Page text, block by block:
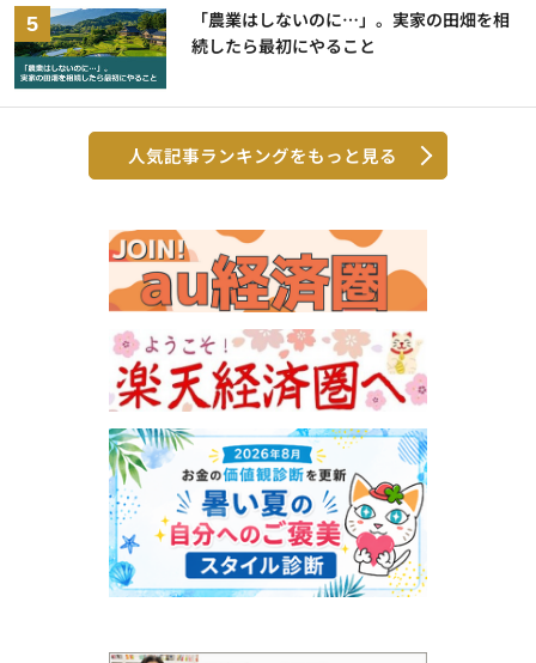
「農業はしないのに…」。実家の田畑を相
続したら最初にやること
人気記事ランキングをもっと見る